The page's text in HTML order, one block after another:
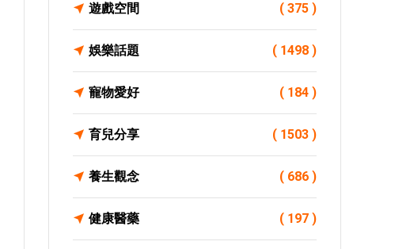
遊戲空間 ( 375 )
娛樂話題 ( 1498 )
寵物愛好 ( 184 )
育兒分享 ( 1503 )
養生觀念 ( 686 )
健康醫藥 ( 197 )